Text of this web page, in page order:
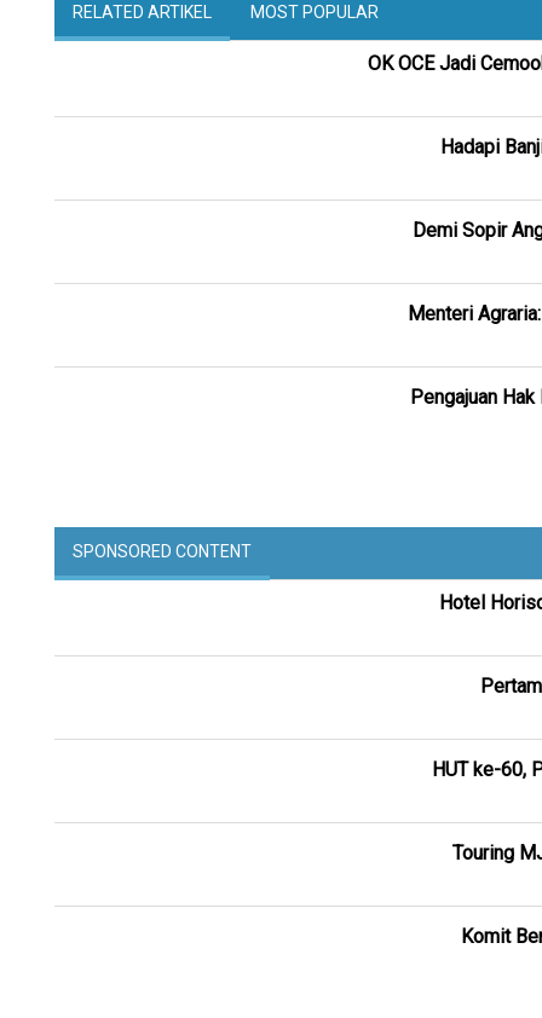
RELATED ARTIKEL MOST POPULAR
OK OCE Jadi
Hadapi
Demi Sopir
Menteri
Pengajuan
SPONSORED CONTENT
Hotel
HUT ke-60,
Touring
Komit